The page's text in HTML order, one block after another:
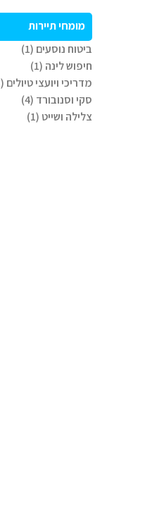
מומחי תיירות
ביטוח נוסעים (1)
חיפוש לינה (1)
מדריכי ויועצי טיולים (33)
סקי וסנובורד (4)
צלילה ושייט (1)